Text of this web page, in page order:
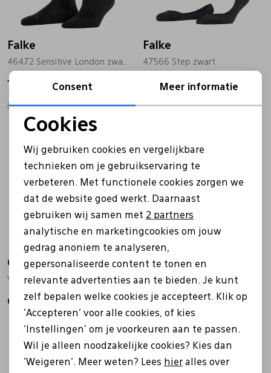
Falke
16,00
Falke
47566 Step zwart
9,95
Oroblu
VOBC01056 zwart
6,95
Oroblu
VOBC01056 bruin
6,95
Noodzakelijke cookies
Analytische cookies
Marketing cookies
Consent Meer informatie
Cookies
Wij gebruiken cookies en vergelijkbare
technieken om je gebruikservaring te
verbeteren. Met functionele cookies zorgen we
dat de website goed werkt. Daarnaast
gebruiken wij samen met 2 partners
analytische en marketingcookies om jouw
gedrag anoniem te analyseren,
gepersonaliseerde content te tonen en
relevante advertenties aan te bieden. Je kunt
zelf bepalen welke cookies je accepteert. Klik op
'Accepteren' voor alle cookies, of kies
'Instellingen' om je voorkeuren aan te passen.
Wil je alleen noodzakelijke cookies? Kies dan
'Weigeren'. Meer weten? Lees hier alles over